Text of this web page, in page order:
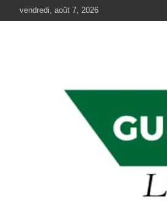
au
vendredi, août 7, 2026